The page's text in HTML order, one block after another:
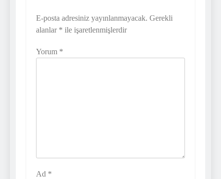
E-posta adresiniz yayınlanmayacak. Gerekli
alanlar * ile işaretlenmişlerdir
Yorum *
Ad *